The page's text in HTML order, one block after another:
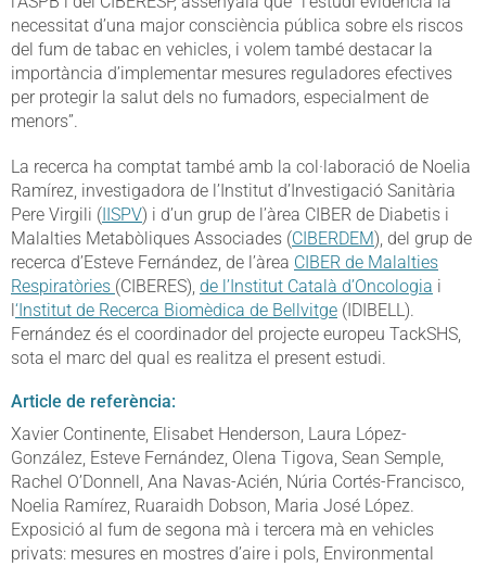
necessitat d’una major consciència pública sobre els riscos
del fum de tabac en vehicles, i volem també destacar la
importància d’implementar mesures reguladores efectives
per protegir la salut dels no fumadors, especialment de
menors”.
La recerca ha comptat també amb la col·laboració de Noelia
Ramírez, investigadora de l’Institut d’Investigació Sanitària
Pere Virgili (IISPV) i d’un grup de l’àrea CIBER de Diabetis i
Malalties Metabòliques Associades (CIBERDEM), del grup de
recerca d’Esteve Fernández, de l’àrea CIBER de Malalties
Respiratòries (CIBERES), de l’Institut Català d’Oncologia i
l‘Institut de Recerca Biomèdica de Bellvitge (IDIBELL).
Fernández és el coordinador del projecte europeu TackSHS,
sota el marc del qual es realitza el present estudi.
Article de referència:
Xavier Continente, Elisabet Henderson, Laura López-
González, Esteve Fernández, Olena Tigova, Sean Semple,
Rachel O’Donnell, Ana Navas-Acién, Núria Cortés-Francisco,
Noelia Ramírez, Ruaraidh Dobson, Maria José López.
Exposició al fum de segona mà i tercera mà en vehicles
privats: mesures en mostres d’aire i pols, Environmental